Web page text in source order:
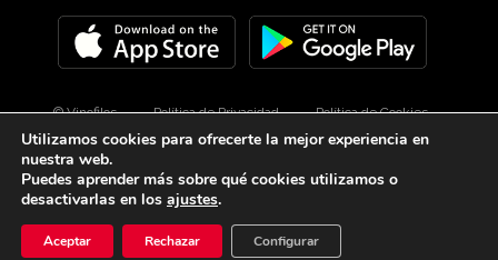
© Vinofilos Política de Privacidad Política de Cookies
Aviso Legal Diseño por 3Com Maketing
facebookyoutube
Utilizamos cookies para ofrecerte la mejor experiencia en
nuestra web.
Puedes aprender más sobre qué cookies utilizamos o
desactivarlas en los ajustes.
Aceptar Rechazar Configurar